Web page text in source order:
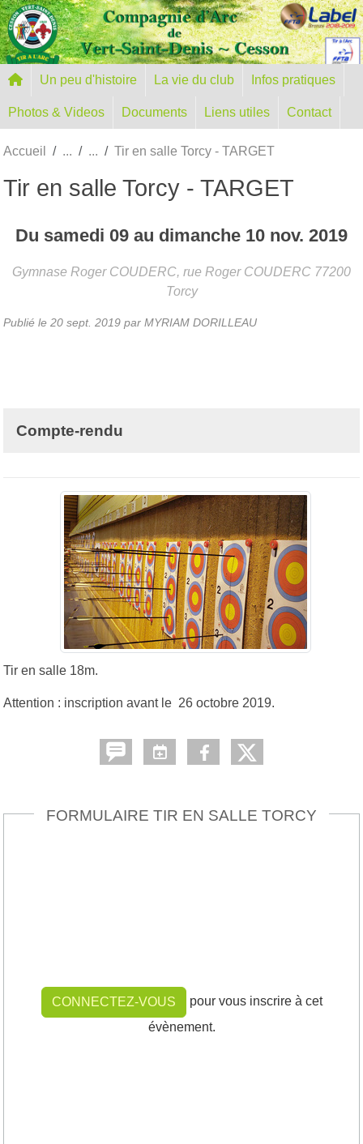
Un peu d'histoire La vie du club Infos pratiques
Photos & Videos Documents Liens utiles Contact
Accueil Tir en salle Torcy - TARGET
Tir en salle Torcy - TARGET
Du samedi 09 au dimanche 10 nov. 2019
Gymnase Roger COUDERC, rue Roger COUDERC 77200
Torcy
Publié le 20 sept. 2019 par MYRIAM DORILLEAU
Compte-rendu
Tir en salle 18m.
Attention : inscription avant le 26 octobre 2019.
FORMULAIRE TIR EN SALLE TORCY
CONNECTEZ-VOUS
pour vous inscrire à cet
évènement.
Panneau de gestion des cookies